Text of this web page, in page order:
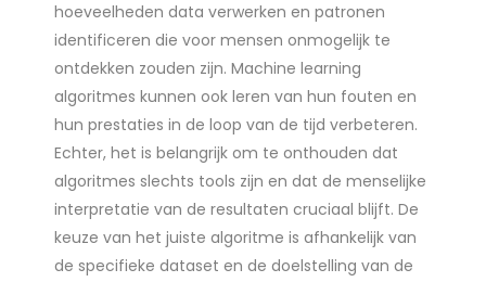
hoeveelheden data verwerken en patronen
identificeren die voor mensen onmogelijk te
ontdekken zouden zijn. Machine learning
algoritmes kunnen ook leren van hun fouten en
hun prestaties in de loop van de tijd verbeteren.
Echter, het is belangrijk om te onthouden dat
algoritmes slechts tools zijn en dat de menselijke
interpretatie van de resultaten cruciaal blijft. De
keuze van het juiste algoritme is afhankelijk van
de specifieke dataset en de doelstelling van de